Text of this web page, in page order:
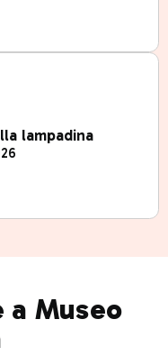
lampadina
a Museo